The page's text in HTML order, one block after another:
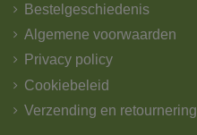
Bestelgeschiedenis
Algemene voorwaarden
Privacy policy
Cookiebeleid
Verzending en retournering